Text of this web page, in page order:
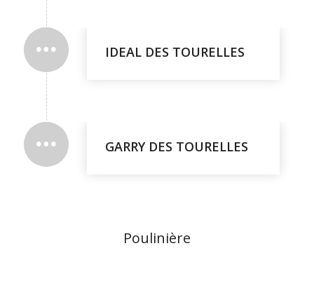
IDEAL DES TOURELLES
GARRY DES TOURELLES
Poulinière